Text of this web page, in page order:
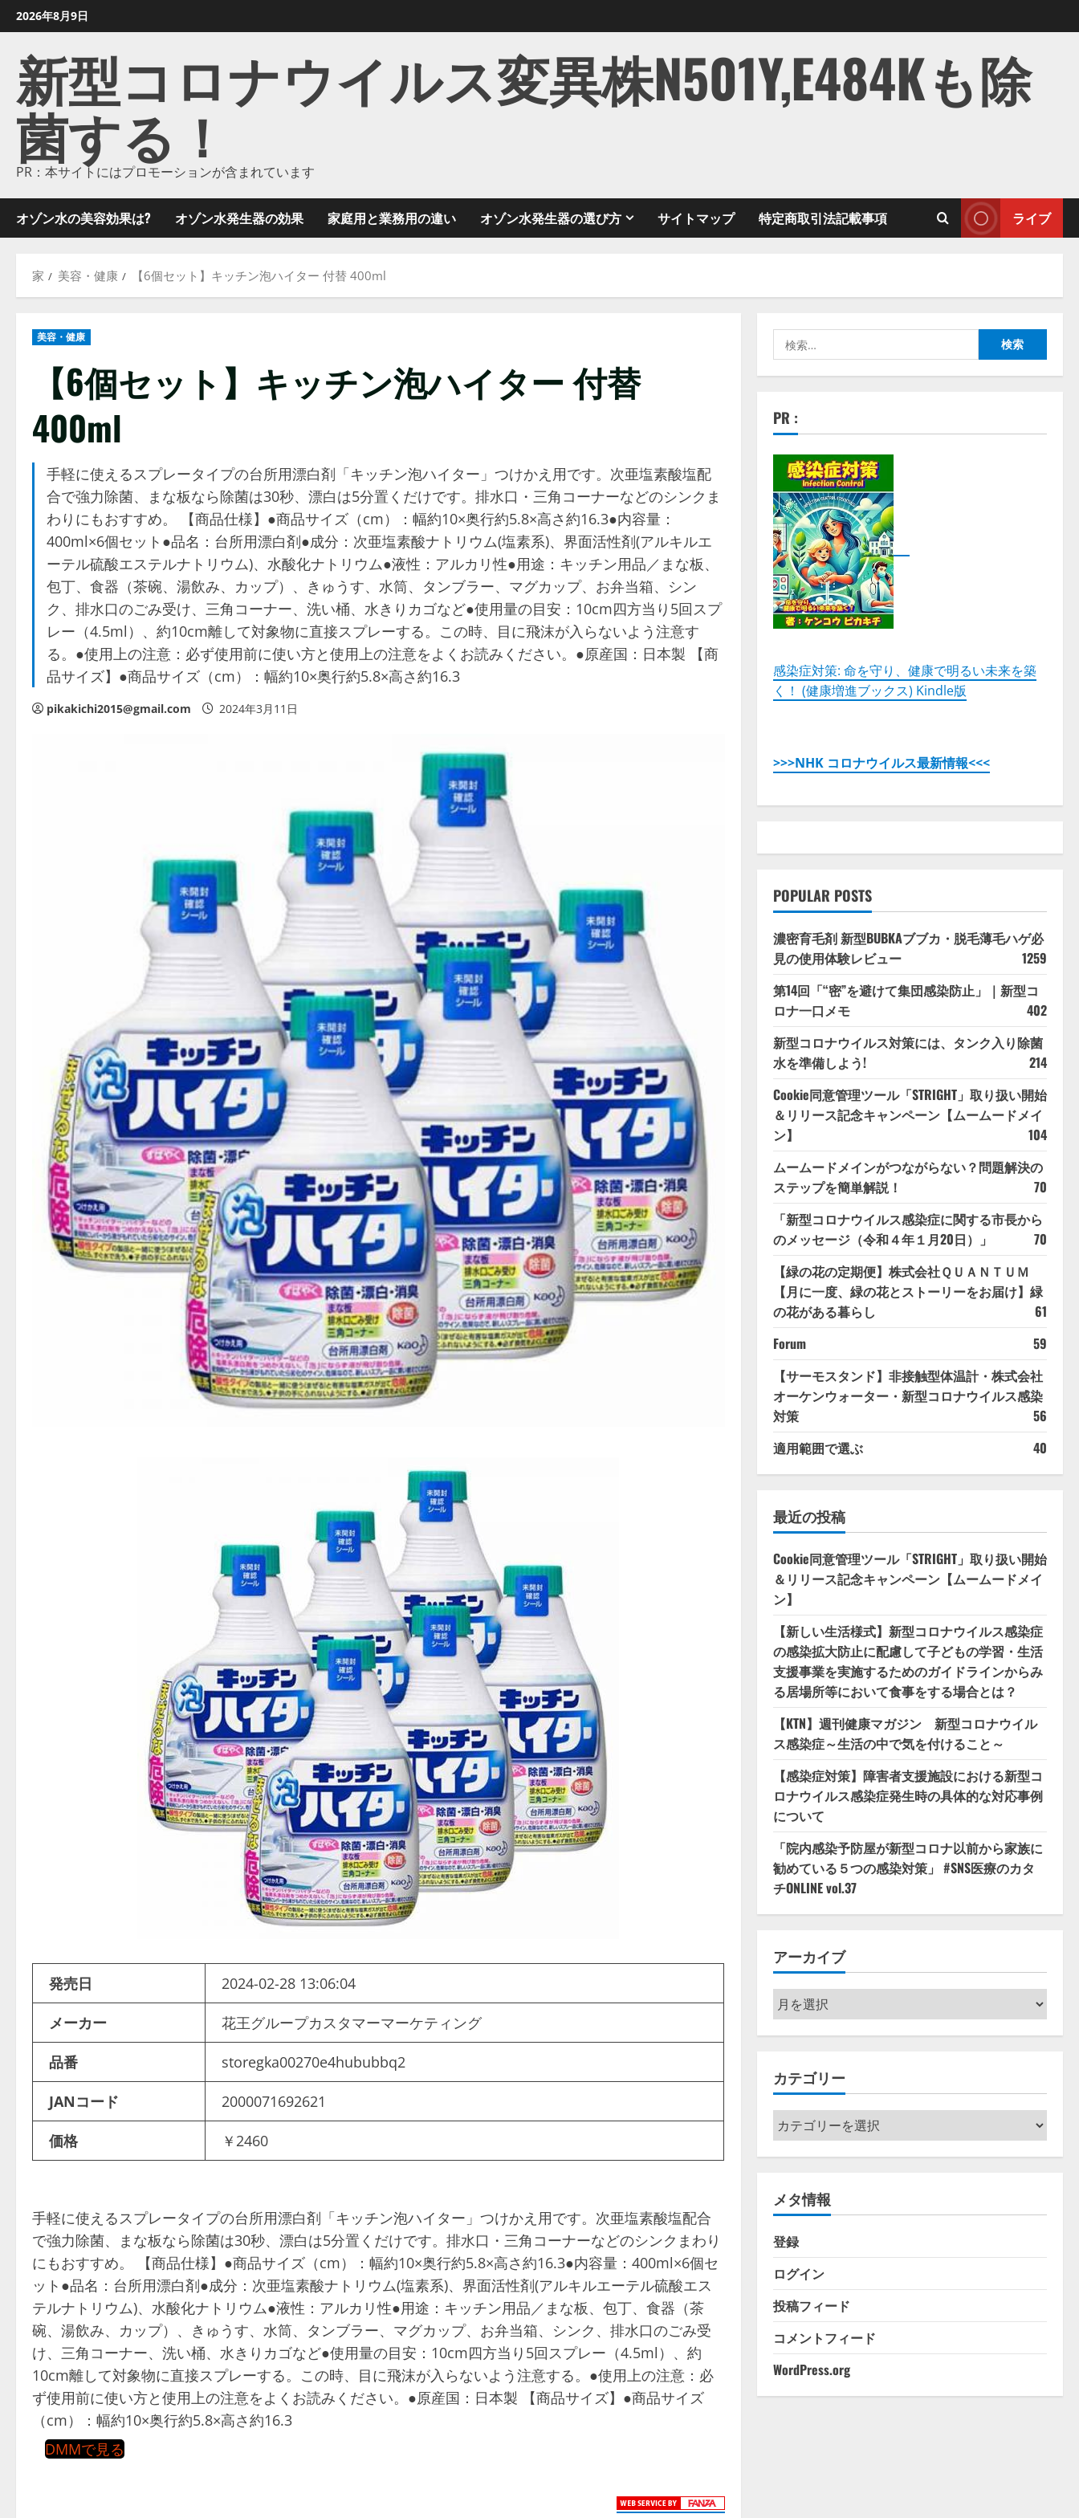
ン
2026年8月9日
新型コロナウイルス変異株N501Y,E484Kも除
菌する！
PR：本サイトにはプロモーションが含まれています
オゾン水の美容効果は? オゾン水発生器の効果 家庭用と業務用の違い オゾン水発生器の選び方 サイトマップ 特定商取引法記載事項 ライブ
家 美容・健康 【6個セット】キッチン泡ハイター 付替 400ml
美容・健康
【6個セット】キッチン泡ハイター 付替
400ml
手軽に使えるスプレータイプの台所用漂白剤「キッチン泡ハイター」つけかえ用です。次亜塩素酸塩配
合で強力除菌、まな板なら除菌は30秒、漂白は5分置くだけです。排水口・三角コーナーなどのシンクま
わりにもおすすめ。 【商品仕様】●商品サイズ（cm）：幅約10×奥行約5.8×高さ約16.3●内容量：
400ml×6個セット●品名：台所用漂白剤●成分：次亜塩素酸ナトリウム(塩素系)、界面活性剤(アルキルエ
ーテル硫酸エステルナトリウム)、水酸化ナトリウム●液性：アルカリ性●用途：キッチン用品／まな板、
包丁、食器（茶碗、湯飲み、カップ）、きゅうす、水筒、タンブラー、マグカップ、お弁当箱、シン
ク、排水口のごみ受け、三角コーナー、洗い桶、水きりカゴなど●使用量の目安：10cm四方当り5回スプ
レー（4.5ml）、約10cm離して対象物に直接スプレーする。この時、目に飛沫が入らないよう注意す
る。●使用上の注意：必ず使用前に使い方と使用上の注意をよくお読みください。●原産国：日本製 【商
品サイズ】●商品サイズ（cm）：幅約10×奥行約5.8×高さ約16.3
pikakichi2015@gmail.com 2024年3月11日
発売日 2024-02-28 13:06:04
メーカー 花王グループカスタマーマーケティング
品番 storegka00270e4hububbq2
JANコード 2000071692621
価格 ￥2460
手軽に使えるスプレータイプの台所用漂白剤「キッチン泡ハイター」つけかえ用です。次亜塩素酸塩配合
で強力除菌、まな板なら除菌は30秒、漂白は5分置くだけです。排水口・三角コーナーなどのシンクまわり
にもおすすめ。 【商品仕様】●商品サイズ（cm）：幅約10×奥行約5.8×高さ約16.3●内容量：400ml×6個セ
ット●品名：台所用漂白剤●成分：次亜塩素酸ナトリウム(塩素系)、界面活性剤(アルキルエーテル硫酸エス
テルナトリウム)、水酸化ナトリウム●液性：アルカリ性●用途：キッチン用品／まな板、包丁、食器（茶
碗、湯飲み、カップ）、きゅうす、水筒、タンブラー、マグカップ、お弁当箱、シンク、排水口のごみ受
け、三角コーナー、洗い桶、水きりカゴなど●使用量の目安：10cm四方当り5回スプレー（4.5ml）、約
10cm離して対象物に直接スプレーする。この時、目に飛沫が入らないよう注意する。●使用上の注意：必
ず使用前に使い方と使用上の注意をよくお読みください。●原産国：日本製 【商品サイズ】●商品サイズ
（cm）：幅約10×奥行約5.8×高さ約16.3
DMMで見る
索:
PR :
感染症対策: 命を守り、健康で明るい未来を築
く！ (健康増進ブックス) Kindle版
>>>NHK コロナウイルス最新情報<<<
POPULAR POSTS
濃密育毛剤 新型BUBKAブブカ・脱毛薄毛ハゲ必
見の使用体験レビュー
1259
第14回「“密”を避けて集団感染防止」｜新型コ
ロナ一口メモ
402
新型コロナウイルス対策には、タンク入り除菌
水を準備しよう!
214
Cookie同意管理ツール「STRIGHT」取り扱い開始
＆リリース記念キャンペーン【ムームードメイ
ン】
104
ムームードメインがつながらない？問題解決の
ステップを簡単解説！
70
「新型コロナウイルス感染症に関する市長から
のメッセージ（令和４年１月20日）」
70
【緑の花の定期便】株式会社ＱＵＡＮＴＵＭ
【月に一度、緑の花とストーリーをお届け】緑
の花がある暮らし
61
Forum
59
【サーモスタンド】非接触型体温計・株式会社
オーケンウォーター・新型コロナウイルス感染
対策
56
適用範囲で選ぶ
40
最近の投稿
Cookie同意管理ツール「STRIGHT」取り扱い開始
＆リリース記念キャンペーン【ムームードメイ
ン】
【新しい生活様式】新型コロナウイルス感染症
の感染拡大防止に配慮して子どもの学習・生活
支援事業を実施するためのガイドラインからみ
る居場所等において食事をする場合とは？
【KTN】週刊健康マガジン 新型コロナウイル
ス感染症～生活の中で気を付けること～
【感染症対策】障害者支援施設における新型コ
ロナウイルス感染症発生時の具体的な対応事例
について
「院内感染予防屋が新型コロナ以前から家族に
勧めている５つの感染対策」 #SNS医療のカタ
チONLINE vol.37
アーカイブ
ア
ー
カ
ブ
カテゴリー
カ
テ
ゴ
ー
メタ情報
登録
ログイン
投稿フィード
コメントフィード
WordPress.org